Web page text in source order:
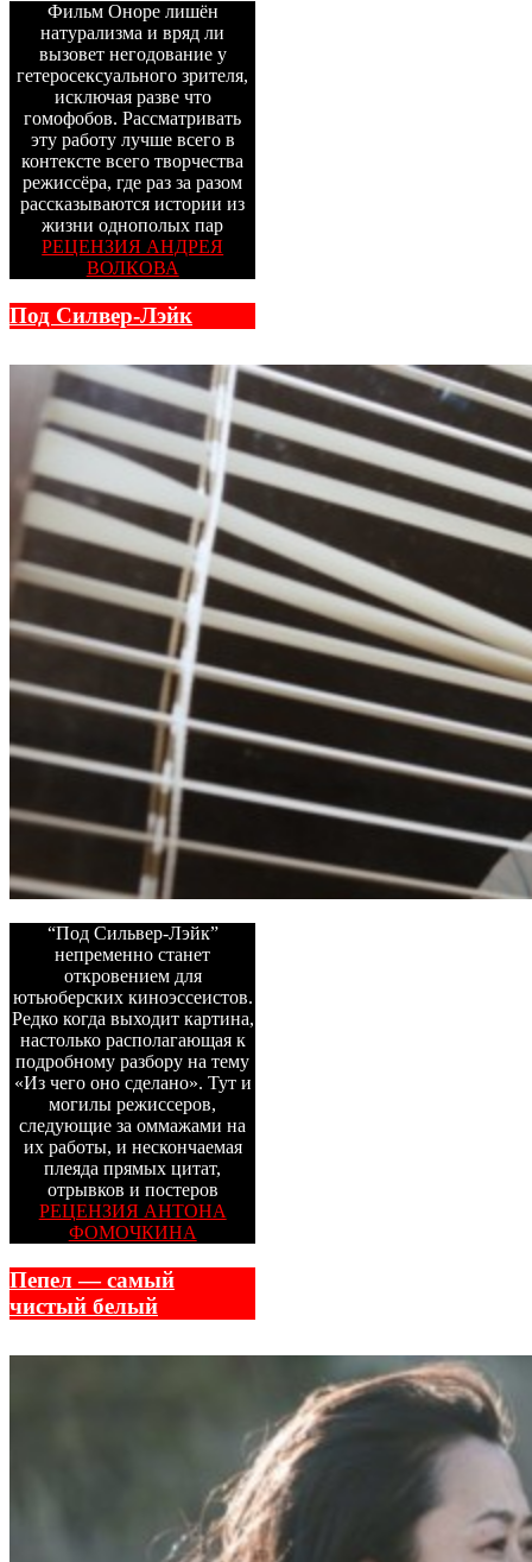
Фильм Оноре лишён
натурализма и вряд ли
вызовет негодование у
гетеросексуального зрителя,
исключая разве что
гомофобов. Рассматривать
эту работу лучше всего в
контексте всего творчества
режиссёра, где раз за разом
рассказываются истории из
жизни однополых пар
РЕЦЕНЗИЯ АНДРЕЯ
ВОЛКОВА
Под Силвер-Лэйк
“Под Сильвер-Лэйк”
непременно станет
откровением для
ютьюберских киноэссеистов.
Редко когда выходит картина,
настолько располагающая к
подробному разбору на тему
«Из чего оно сделано». Тут и
могилы режиссеров,
следующие за оммажами на
их работы, и нескончаемая
плеяда прямых цитат,
отрывков и постеров
РЕЦЕНЗИЯ АНТОНА
ФОМОЧКИНА
Пепел — самый
чистый белый